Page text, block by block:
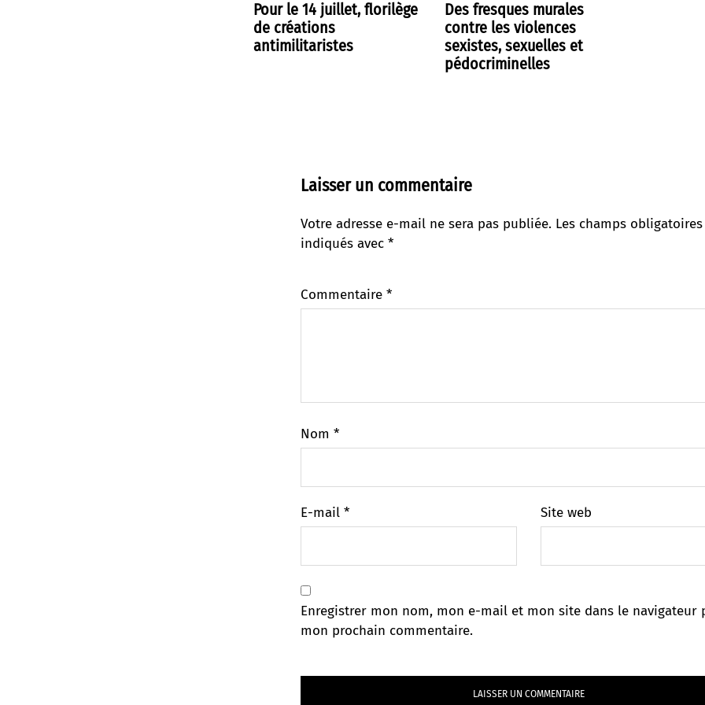
Pour le 14 juillet, florilège
de créations
antimilitaristes
Des fresques murales
contre les violences
sexistes, sexuelles et
pédocriminelles
Laisser un commentaire
Votre adresse e-mail ne sera pas publiée. Les champs
indiqués avec *
Commentaire *
Nom *
E-mail * Site web
Enregistrer mon nom, mon e-mail et mon site dans le navigateur
mon prochain commentaire.